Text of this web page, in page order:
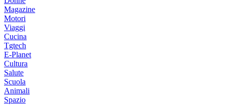
Magazine
Motori
Viaggi
Cucina
Tgtech
E-Planet
Cultura
Salute
Scuola
Animali
Spazio